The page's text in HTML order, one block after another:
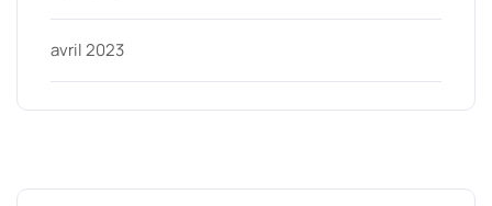
avril 2023